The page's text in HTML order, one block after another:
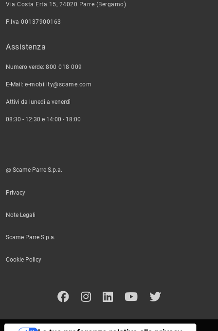
Via Costa Erta 15, 24020 Parre (Bergamo)
P.Iva 00137900163
Assistenza
Numero verde: 800 018 009
E-Mail: e-mobility@scame.com
Attivi da lunedì a venerdì
08:30 - 12:30 e 14:00 - 18:00
@ Scame Parre S.p.a.
Privacy
Note Legali
Scame Parre S.p.a.
Cookie Policy